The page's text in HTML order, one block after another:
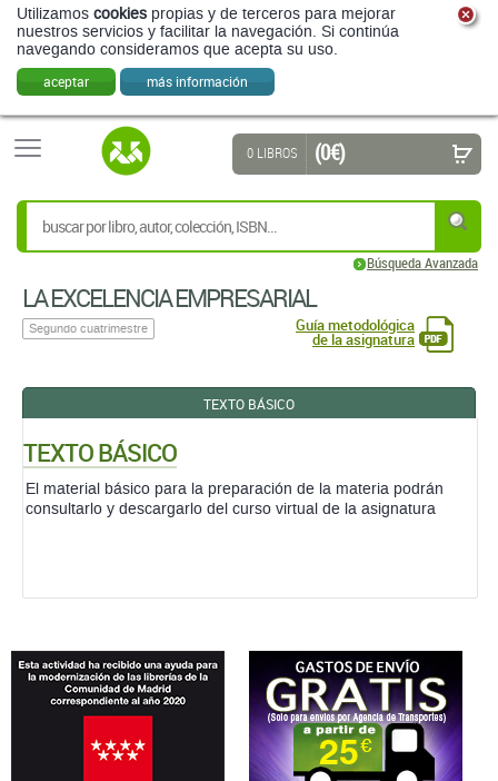
Utilizamos cookies propias y de terceros para mejorar
nuestros servicios y facilitar la navegación. Si continúa
navegando consideramos que acepta su uso.
aceptar más información
Búsqueda Avanzada
0 LIBROS (0 €)
LA EXCELENCIA EMPRESARIAL
Segundo cuatrimestre Guía metodológica
de la asignatura
TEXTO BÁSICO
TEXTO BÁSICO
El material básico para la preparación de la materia podrán
consultarlo y descargarlo del curso virtual de la asignatura